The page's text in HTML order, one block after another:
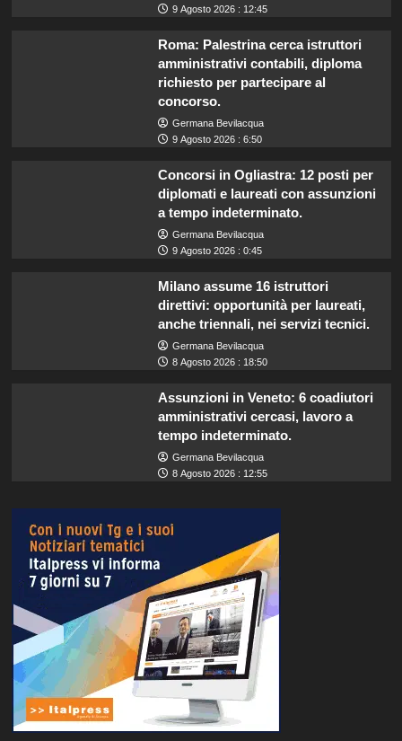
9 Agosto 2026 : 12:45
Roma: Palestrina cerca istruttori
amministrativi contabili, diploma
richiesto per partecipare al
concorso.
Germana Bevilacqua
9 Agosto 2026 : 6:50
Concorsi in Ogliastra: 12 posti per
diplomati e laureati con assunzioni
a tempo indeterminato.
Germana Bevilacqua
9 Agosto 2026 : 0:45
Milano assume 16 istruttori
direttivi: opportunità per laureati,
anche triennali, nei servizi tecnici.
Germana Bevilacqua
8 Agosto 2026 : 18:50
Assunzioni in Veneto: 6 coadiutori
amministrativi cercasi, lavoro a
tempo indeterminato.
Germana Bevilacqua
8 Agosto 2026 : 12:55